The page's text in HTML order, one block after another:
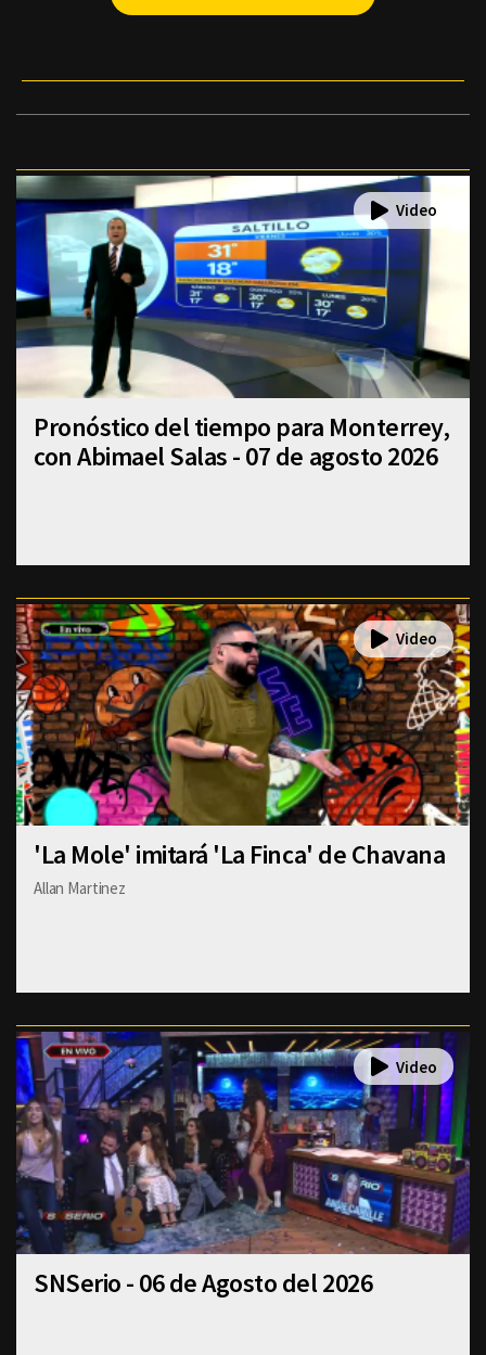
Pronóstico del tiempo para Monterrey,
con Abimael Salas - 07 de agosto 2026
'La Mole' imitará 'La Finca' de Chavana
Allan Martinez
SNSerio - 06 de Agosto del 2026